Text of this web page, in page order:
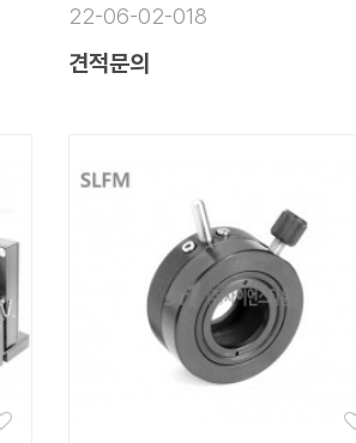
22-06-02-018
견적문의